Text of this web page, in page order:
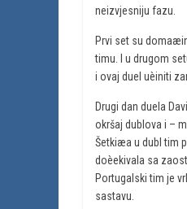
neizvjesniju fazu.
Prvi set su
timu. I u drugom
i ovaj duel uèiniti
Drugi dan duela
okršaj dublova i –
Šetkiæa u dubl tim
doèekivala sa
Portugalski tim je
sastavu.